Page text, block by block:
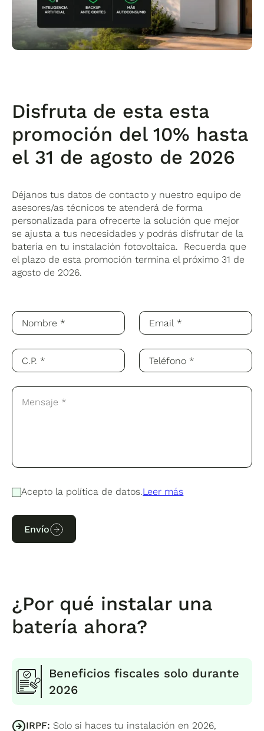
Disfruta de esta esta
promoción del 10% hasta
el 31 de agosto de 2026
Déjanos tus datos de contacto y nuestro equipo de
asesores/as técnicos te atenderá de forma
personalizada para ofrecerte la solución que mejor
se ajusta a tus necesidades y podrás disfrutar de la
batería en tu instalación fotovoltaica. Recuerda que
el plazo de esta promoción termina el próximo 31 de
agosto de 2026.
Acepto la política de datos.Leer más
Envío
¿Por qué instalar una
batería ahora?
Beneficios fiscales solo durante
2026
IRPF:Solo si haces tu instalación en 2026,